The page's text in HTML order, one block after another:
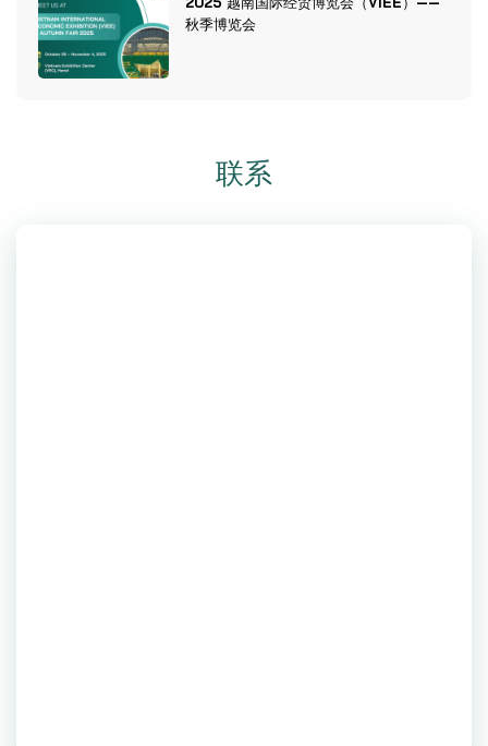
秋季博览会
联系